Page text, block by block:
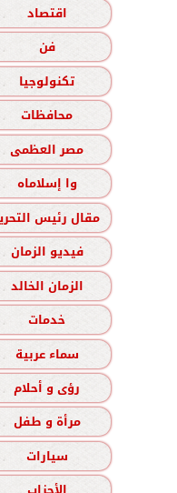
اقتصاد
فن
تكنولوجيا
محافظات
مصر العظمى
وا إسلاماه
مقال رئيس
فيديو الزمان
الزمان الخالد
خدمات
سماء عربية
رؤى و أحلام
مرأة و طفل
سيارات